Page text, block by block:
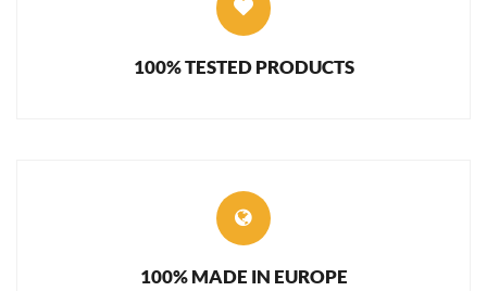
100% TESTED PRODUCTS
100% MADE IN EUROPE